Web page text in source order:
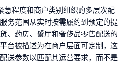
急程度和商户类别组织的多层次配
务范围从实时按需履约到预定的提
、药房、餐厅和奢侈品零售配送的
台被描述为在商户层面可定制，这
送参数以匹配其运营要求，而不是